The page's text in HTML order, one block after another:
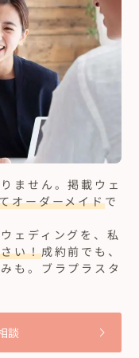
ません。掲載ウェ
オーダーメイドで
ェディングを、私
い！成約前でも、
も。ブラプラスタ
談